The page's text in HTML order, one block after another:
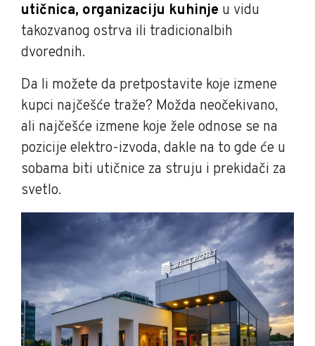
utičnica, organizaciju kuhinje u vidu
takozvanog ostrva ili tradicionalbih
dvorednih.
Da li možete da pretpostavite koje izmene
kupci najčešće traže? Možda neočekivano,
ali najčešće izmene koje žele odnose se na
pozicije elektro-izvoda, dakle na to gde će u
sobama biti utičnice za struju i prekidači za
svetlo.